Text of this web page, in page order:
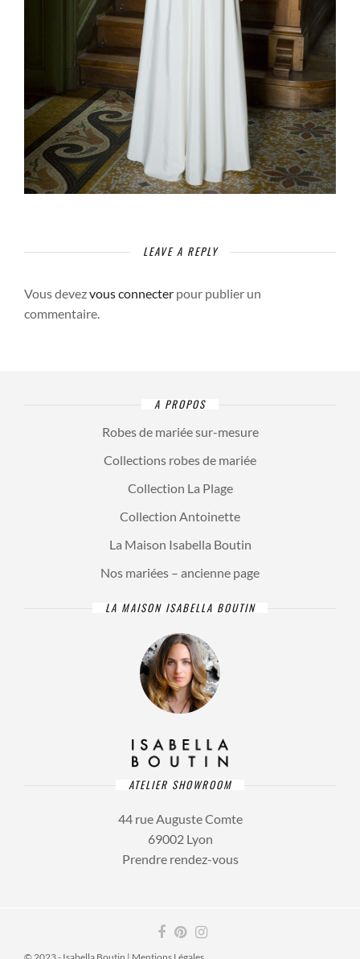
LEAVE A REPLY
Vous devezvous connecter pour publier un
commentaire.
A PROPOS
Robes de mariée sur-mesure
Collections robes de mariée
Collection La Plage
Collection Antoinette
La Maison Isabella Boutin
Nos mariées – ancienne page
LA MAISON ISABELLA BOUTIN
ATELIER SHOWROOM
44 rue Auguste Comte
69002 Lyon
Prendre rendez-vous